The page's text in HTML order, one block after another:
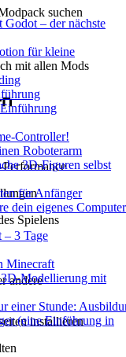
Godot – der nächste
für kleine
Controller!
Roboterarm
3D-Figuren selbst
für Anfänger
dein eigenes
3 Tage
Minecraft
Modellierung mit
einer Stunde:
(eine Einführung in
suchen
mit allen Mods
Spielens
andere
installieren